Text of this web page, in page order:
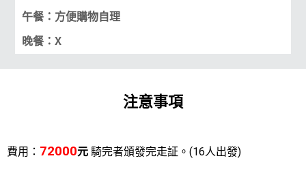
午餐：方便購物自理
晚餐：X
注意事項
費用： 72000元 騎完者頒發完走証。(16人出發)